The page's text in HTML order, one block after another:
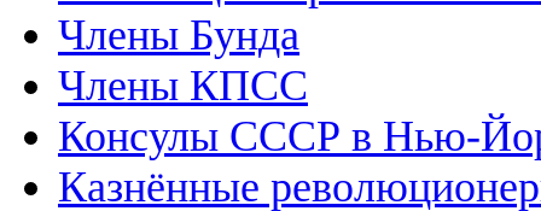
Члены Бунда
Члены КПСС
Консулы СССР в Нью-
Казнённые